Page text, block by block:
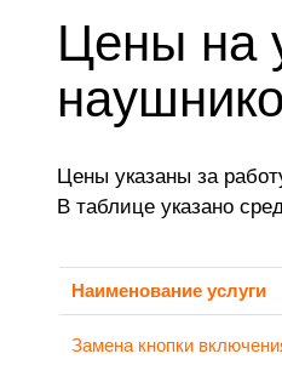
Цены на
Цены указаны за
В таблице указано
Наименование услуги
Замена кнопки